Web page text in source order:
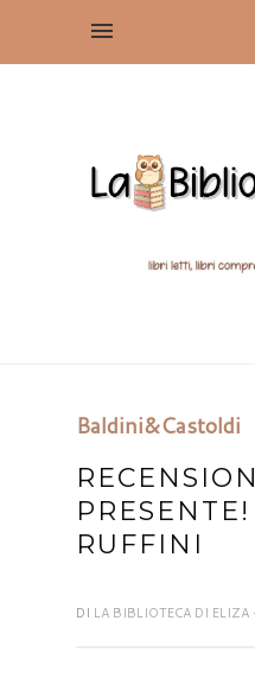
Baldini&Castoldi
RUFFINI
DI LA BIBLIOTECA DI ELIZA